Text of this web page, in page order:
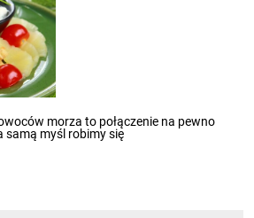
morza to połączenie na pewno
samą myśl robimy się